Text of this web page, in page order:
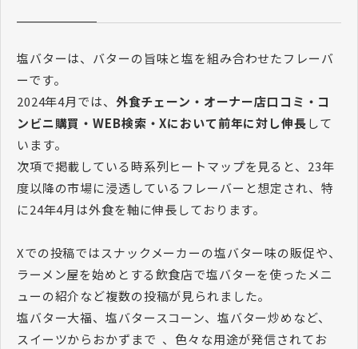
塩バターは、バターの旨味と塩を組み合わせたフレーバ
ーです。
2024年4月では、 外食チェーン・オーナー店口コミ・コ
ンビニ購買・WEB検索・Xにおいて前年に対し伸長して
います。
次項で掲載している時系列ヒートマップを見ると、23年
度以降の市場に浸透しているフレーバーと想定され、特
に24年4月は外食を軸に伸長しております。
Xでの投稿ではスナックメーカーの塩バター味の販促や、
ラーメン屋を始めとする飲食店で塩バターを使ったメニ
ューの紹介など複数の投稿が見られました。
塩バター大福、塩バタースコーン、塩バター炒めなど、
スイーツからおかずまで 、色々な用途が発信されてお